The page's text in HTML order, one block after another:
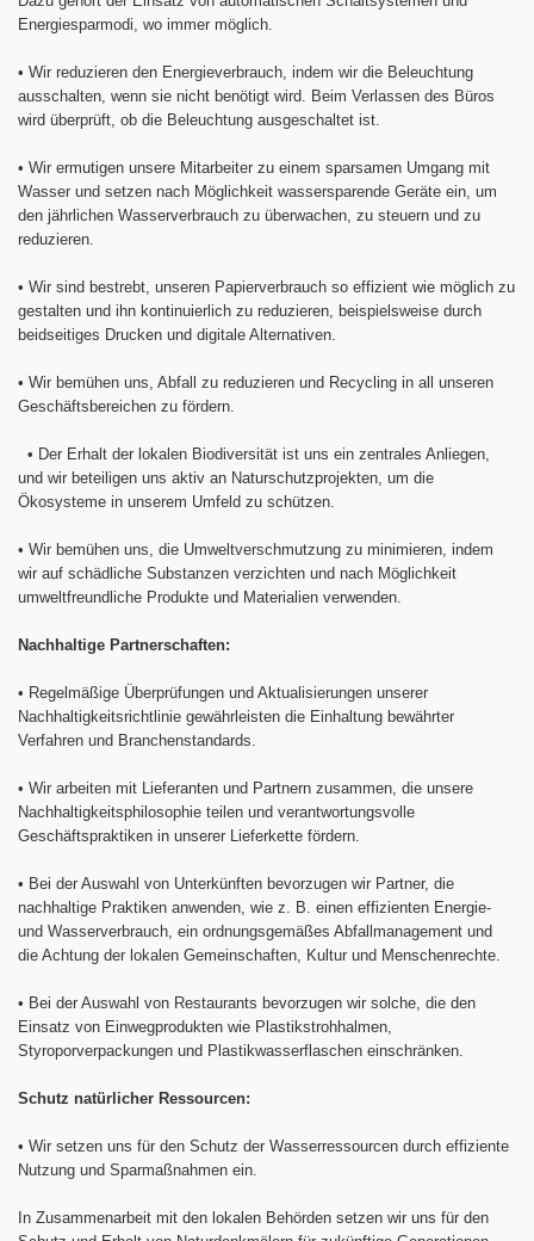
Energiesparmodi, wo immer möglich.
• Wir reduzieren den Energieverbrauch, indem wir die Beleuchtung
ausschalten, wenn sie nicht benötigt wird. Beim Verlassen des Büros
wird überprüft, ob die Beleuchtung ausgeschaltet ist.
• Wir ermutigen unsere Mitarbeiter zu einem sparsamen Umgang mit
Wasser und setzen nach Möglichkeit wassersparende Geräte ein, um
den jährlichen Wasserverbrauch zu überwachen, zu steuern und zu
reduzieren.
• Wir sind bestrebt, unseren Papierverbrauch so effizient wie möglich zu
gestalten und ihn kontinuierlich zu reduzieren, beispielsweise durch
beidseitiges Drucken und digitale Alternativen.
• Wir bemühen uns, Abfall zu reduzieren und Recycling in all unseren
Geschäftsbereichen zu fördern.
• Der Erhalt der lokalen Biodiversität ist uns ein zentrales Anliegen,
und wir beteiligen uns aktiv an Naturschutzprojekten, um die
Ökosysteme in unserem Umfeld zu schützen.
• Wir bemühen uns, die Umweltverschmutzung zu minimieren, indem
wir auf schädliche Substanzen verzichten und nach Möglichkeit
umweltfreundliche Produkte und Materialien verwenden.
Nachhaltige Partnerschaften:
• Regelmäßige Überprüfungen und Aktualisierungen unserer
Nachhaltigkeitsrichtlinie gewährleisten die Einhaltung bewährter
Verfahren und Branchenstandards.
• Wir arbeiten mit Lieferanten und Partnern zusammen, die unsere
Nachhaltigkeitsphilosophie teilen und verantwortungsvolle
Geschäftspraktiken in unserer Lieferkette fördern.
• Bei der Auswahl von Unterkünften bevorzugen wir Partner, die
nachhaltige Praktiken anwenden, wie z. B. einen effizienten Energie-
und Wasserverbrauch, ein ordnungsgemäßes Abfallmanagement und
die Achtung der lokalen Gemeinschaften, Kultur und Menschenrechte.
• Bei der Auswahl von Restaurants bevorzugen wir solche, die den
Einsatz von Einwegprodukten wie Plastikstrohhalmen,
Styroporverpackungen und Plastikwasserflaschen einschränken.
Schutz natürlicher Ressourcen:
• Wir setzen uns für den Schutz der Wasserressourcen durch effiziente
Nutzung und Sparmaßnahmen ein.
In Zusammenarbeit mit den lokalen Behörden setzen wir uns für den